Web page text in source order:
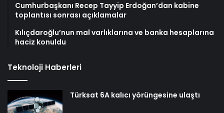
Cumhurbaşkanı Recep Tayyip Erdoğan’dan kabine
toplantısı sonrası açıklamalar
Kılıçdaroğlu’nun mal varlıklarına ve banka hesaplarına
haciz konuldu
Teknoloji Haberleri
Türksat 6A kalıcı yörüngesine ulaştı